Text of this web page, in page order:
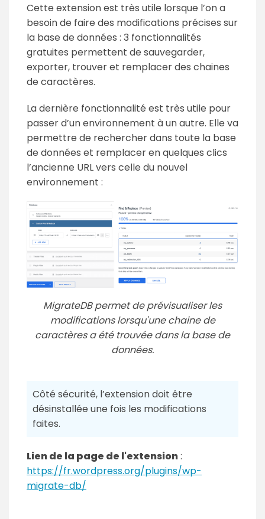
Cette extension est très utile lorsque l’on a
besoin de faire des modifications précises sur
la base de données : 3 fonctionnalités
gratuites permettent de sauvegarder,
exporter, trouver et remplacer des chaines
de caractères.
La dernière fonctionnalité est très utile pour
passer d’un environnement à un autre. Elle va
permettre de rechercher dans toute la base
de données et remplacer en quelques clics
l’ancienne URL vers celle du nouvel
environnement :
MigrateDB permet de prévisualiser les
modifications lorsqu'une chaine de
caractères a été trouvée dans la base de
données.
Côté sécurité, l’extension doit être
désinstallée une fois les modifications
faites.
Lien de la page de l'extension:
https://fr.wordpress.org/plugins/wp-
migrate-db/